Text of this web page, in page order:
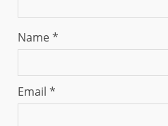
Name*
Email *